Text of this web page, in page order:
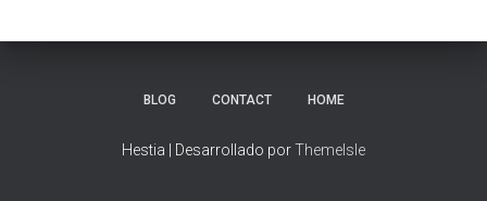
BLOG CONTACT HOME
Hestia | Desarrollado porThemeIsle